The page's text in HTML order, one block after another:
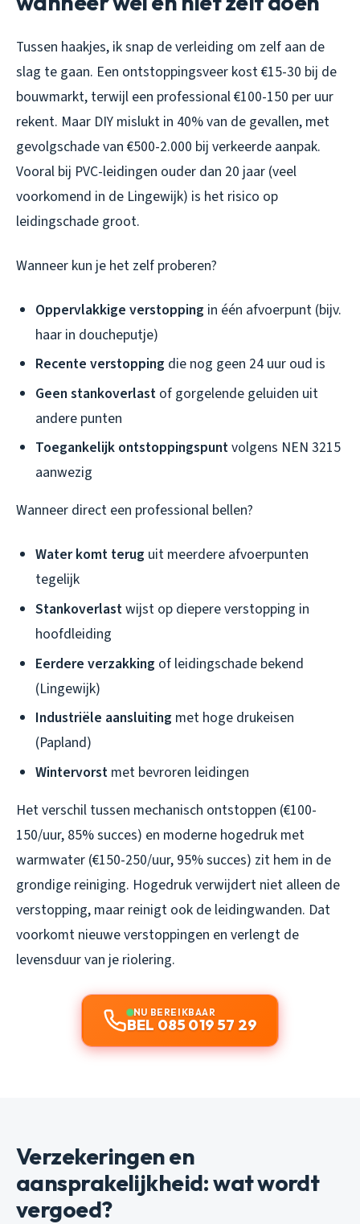
Tussen haakjes, ik snap de verleiding om zelf aan de
slag te gaan. Een ontstoppingsveer kost €15-30 bij de
bouwmarkt, terwijl een professional €100-150 per uur
rekent. Maar DIY mislukt in 40% van de gevallen, met
gevolgschade van €500-2.000 bij verkeerde aanpak.
Vooral bij PVC-leidingen ouder dan 20 jaar (veel
voorkomend in de Lingewijk) is het risico op
leidingschade groot.
Wanneer kun je het zelf proberen?
Oppervlakkige verstopping in één afvoerpunt (bijv.
haar in doucheputje)
Recente verstopping die nog geen 24 uur oud is
Geen stankoverlast of gorgelende geluiden uit
andere punten
Toegankelijk ontstoppingspuntvolgens NEN 3215
aanwezig
Wanneer direct een professional bellen?
Water komt terug uit meerdere afvoerpunten
tegelijk
Stankoverlastwijst op diepere verstopping in
hoofdleiding
Eerdere verzakking of leidingschade bekend
(Lingewijk)
Industriële aansluiting met hoge drukeisen
(Papland)
Wintervorst met bevroren leidingen
Het verschil tussen mechanisch ontstoppen (€100-
150/uur, 85% succes) en moderne hogedruk met
warmwater (€150-250/uur, 95% succes) zit hem in de
grondige reiniging. Hogedruk verwijdert niet alleen de
verstopping, maar reinigt ook de leidingwanden. Dat
voorkomt nieuwe verstoppingen en verlengt de
levensduur van je riolering.
NU BEREIKBAAR
BEL 085 019 57 29
Verzekeringen en
aansprakelijkheid: wat wordt
vergoed?